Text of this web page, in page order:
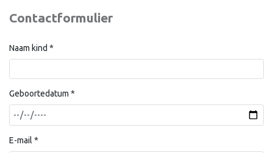
Contactformulier
Naam kind *
Geboortedatum *
E-mail *